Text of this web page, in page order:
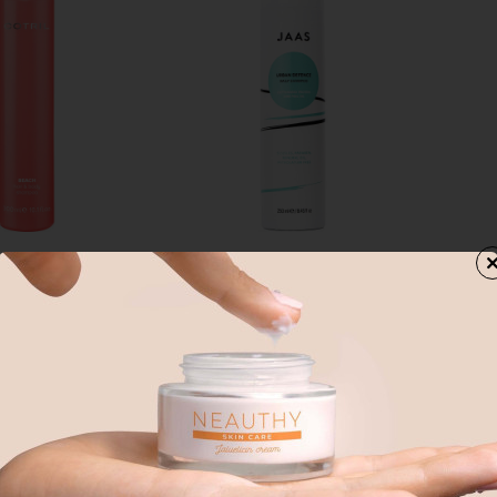
Άμεσα Διαθέσιμο
HAIR &
300ml
Jaas
Άμεσα Διαθέσιμο
JAAS URBAN DEFENCE
DAILY SHAMPOO 250ml
Καλάθι
Jaas